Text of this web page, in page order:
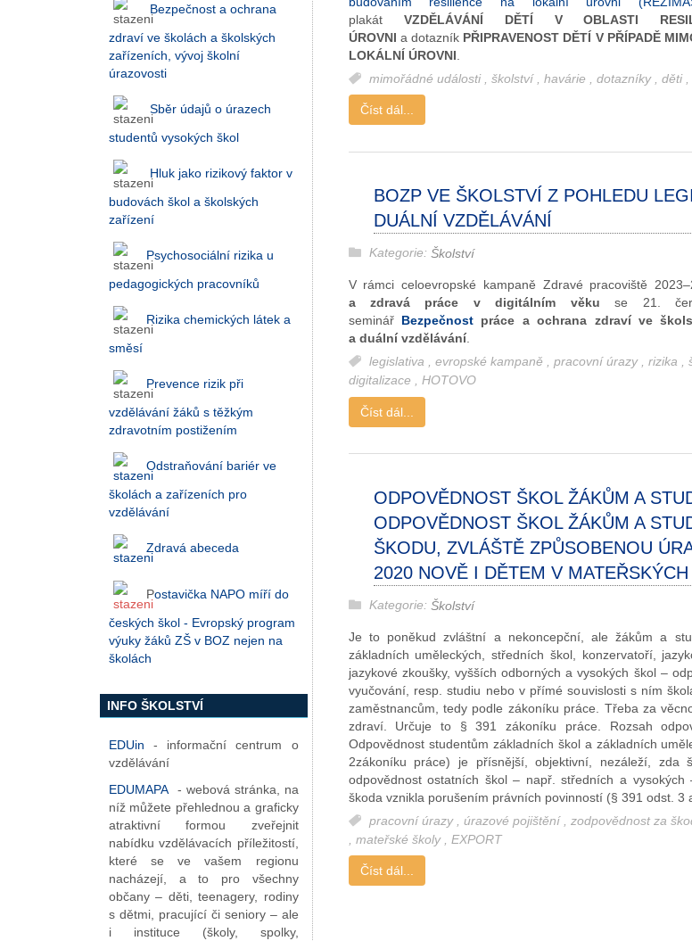
Bezpečnost a ochrana
zdraví ve školách a školských
zařízeních, vývoj školní
úrazovosti
Sběr údajů o úrazech
studentů vysokých škol
Hluk jako rizikový faktor v
budovách škol a školských
zařízení
Psychosociální rizika u
pedagogických pracovníků
Rizika chemických látek a
směsí
Prevence rizik při
vzdělávání žáků s těžkým
zdravotním postižením
Odstraňování bariér ve
školách a zařízeních pro
vzdělávání
Zdravá abeceda
Postavička NAPO míří do
českých škol - Evropský program
výuky žáků ZŠ v BOZ nejen na
školách
INFO ŠKOLSTVÍ
EDUin - informační centrum o
vzdělávání
EDUMAPA - webová stránka, na
níž můžete přehlednou a graficky
atraktivní formou zveřejnit
nabídku vzdělávacích příležitostí,
které se ve vašem regionu
nacházejí, a to pro všechny
občany – děti, teenagery, rodiny
s dětmi, pracující či seniory – ale
i instituce (školy, spolky,
plakát VZDĚLÁVÁNÍ DĚTÍ V OBLASTI
ÚROVNI a dotazník PŘIPRAVENOST DĚTÍ V PŘÍPADĚ
LOKÁLNÍ ÚROVNI
mimořádné události
školství havárie dotazníky děti
Číst dál...
BOZP VE ŠKOLSTVÍ Z POHLEDU
DUÁLNÍ VZDĚLÁVÁNÍ
Kategorie: Školství
V rámci celoevropské kampaně Zdravé pracoviště
a zdravá práce v digitálním věku se 21.
seminář Bezpečnostpráce a ochrana zdraví ve
a duální vzdělávání.
legislativa , evropské kampaně , pracovní úrazy , rizika ,
digitalizace , HOTOVO
Číst dál...
ODPOVĚDNOST ŠKOL ŽÁKŮM A
ODPOVĚDNOST ŠKOL ŽÁKŮM A
ŠKODU, ZVLÁŠTĚ ZPŮSOBENOU
2020 NOVĚ I DĚTEM V
Kategorie: Školství
Je to poněkud zvláštní a nekoncepční, ale žákům a
základních uměleckých, středních škol, konzervatoří,
jazykové zkoušky, vyšších odborných a vysokých škol –
vyučování, resp. studiu nebo v přímé souvislosti s ním
zaměstnancům, tedy podle zákoníku práce. Třeba za
zdraví. Určuje to § 391 zákoníku práce. Rozsah
Odpovědnost studentům základních škol a základních
2zákoníku práce) je přísnější, objektivní, nezáleží, zda
odpovědnost ostatních škol – např. středních a vysokých
škoda vznikla porušením právních povinností (§ 391 odst. 3
pracovní úrazy
úrazové pojištění zodpovědnost za
mateřské školy EXPORT
Číst dál...